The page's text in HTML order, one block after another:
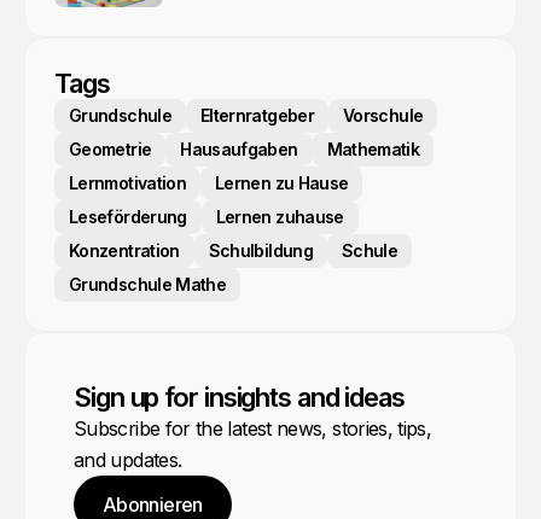
Tags
Grundschule Elternratgeber
Vorschule
Geometrie
Hausaufgaben
Mathematik
Lernmotivation
Lernen zu Hause
Leseförderung
Lernen zuhause
Konzentration
Schulbildung
Schule
Grundschule Mathe
Sign up for insights and ideas
Subscribe for the latest news, stories, tips,
and updates.
Abonnieren